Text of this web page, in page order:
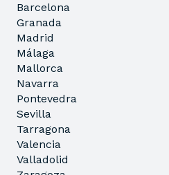
Barcelona
Granada
Madrid
Málaga
Mallorca
Navarra
Pontevedra
Sevilla
Tarragona
Valencia
Valladolid